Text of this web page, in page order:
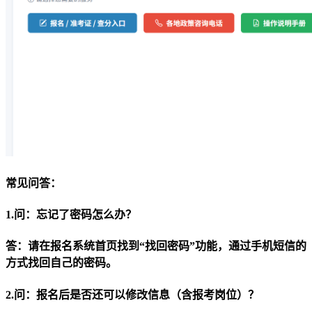
常见问答：
1.问：忘记了密码怎么办？
答：请在报名系统首页找到“找回密码”功能，通过手机短信的
方式找回自己的密码。
2.问：报名后是否还可以修改信息（含报考岗位）？